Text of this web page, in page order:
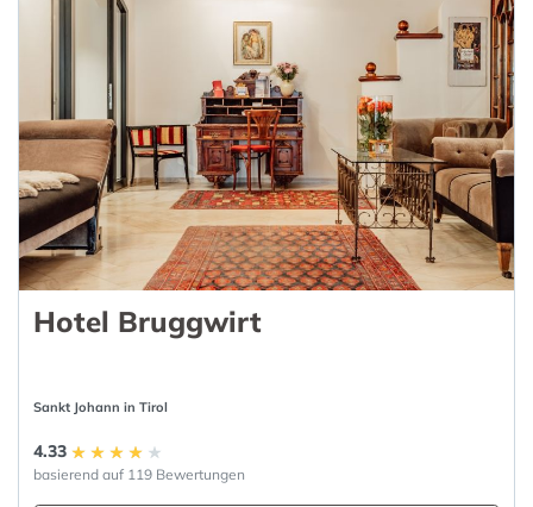
Hotel Bruggwirt
Sankt Johann in Tirol
4.33
basierend auf 119 Bewertungen